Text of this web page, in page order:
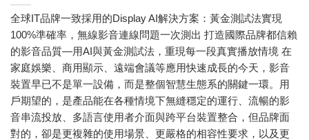
全球IT品牌一致採用的Display AI解決方案：黃金測試法實現
100%準確率，無線影音連線問題一次測出 打造國際品牌都信賴
的影音品質―用AI與黃金測試法，重現每一段真實播放情境 在
家庭娛樂、商用顯示、遠端會議等應用快速成長的今天，影音
裝置早已不是單一設備，而是整個智慧生態系的關鍵一環。用
戶期望的，是產品能在各種情境下無縫穩定的運行、流暢的影
音串流投放、多語言使用者介面與跨平台裝置整合，但品牌面
對的，卻是更複雜的使用場景、更嚴格的相容性要求，以及更